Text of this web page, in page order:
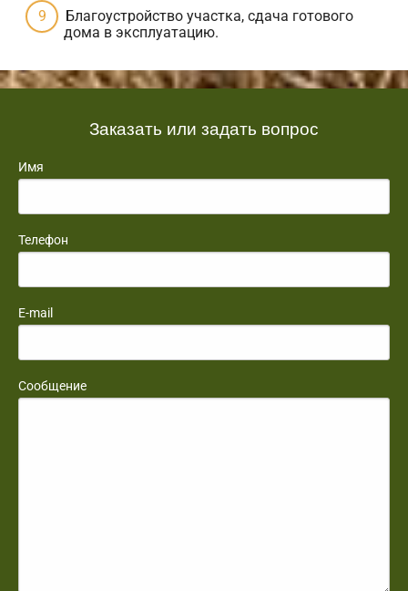
Благоустройство участка, сдача готового
дома в эксплуатацию.
Заказать или задать вопрос
Имя
Телефон
E-mail
Сообщение